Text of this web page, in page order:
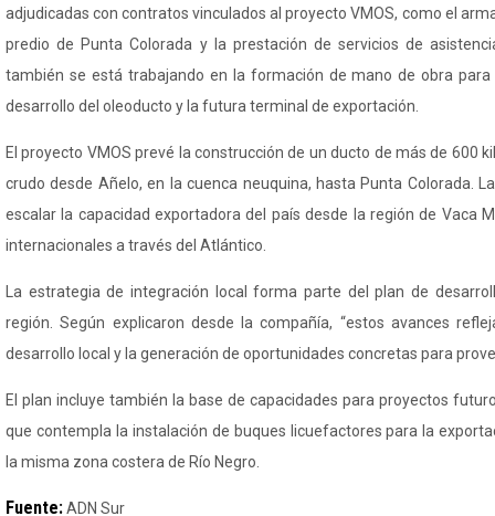
adjudicadas con contratos vinculados al proyecto VMOS, como el
predio de Punta Colorada y la prestación de servicios de
también se está trabajando en la formación de mano de obra
desarrollo del oleoducto y la futura terminal de exportación.
El proyecto VMOS prevé la construcción de un ducto de más de 600
crudo desde Añelo, en la cuenca neuquina, hasta Punta Colorada.
escalar la capacidad exportadora del país desde la región de Vaca
internacionales a través del Atlántico.
La estrategia de integración local forma parte del plan de
región. Según explicaron desde la compañía, “estos avances
desarrollo local y la generación de oportunidades concretas para
El plan incluye también la base de capacidades para proyectos
que contempla la instalación de buques licuefactores para la
la misma zona costera de Río Negro.
Fuente:ADN Sur